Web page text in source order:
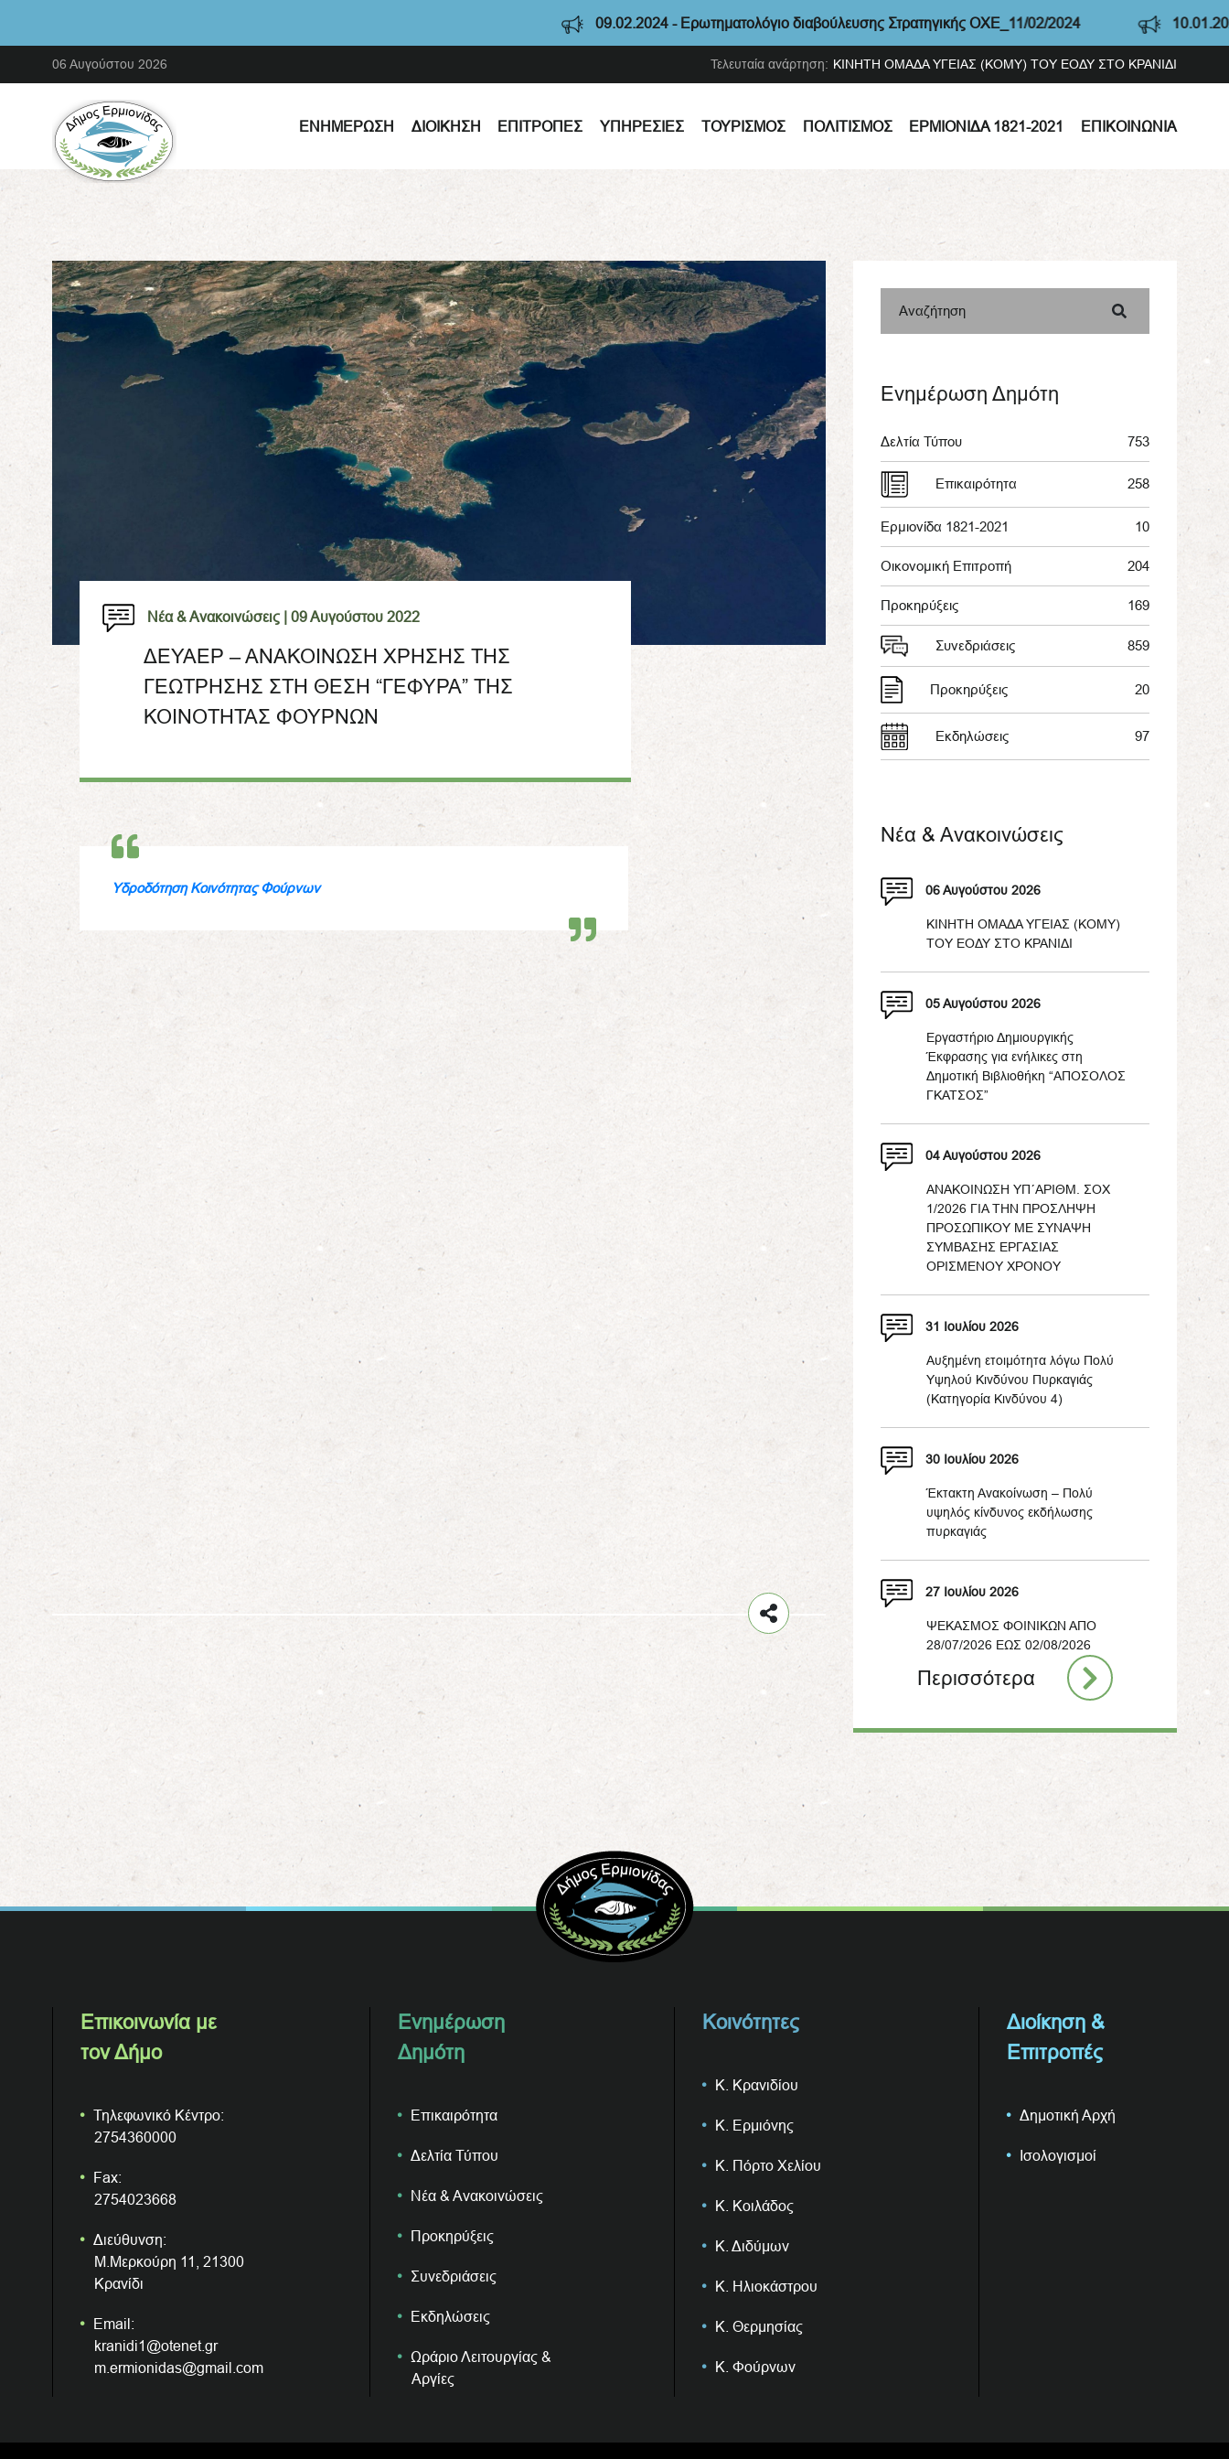
09.02.2024 - Ερωτηματολόγιο διαβούλευσης Στρατηγικής ΟΧΕ_11/02/2024 10.01.2022 -
06 Αυγούστου 2026 Τελευταία ανάρτηση: ΚΙΝΗΤΗ ΟΜΑΔΑ ΥΓΕΙΑΣ (ΚΟΜΥ) ΤΟΥ ΕΟΔΥ ΣΤΟ ΚΡΑΝΙΔΙ
ΕΝΗΜΈΡΩΣΗ ΔΙΟΊΚΗΣΗ ΕΠΙΤΡΟΠΈΣ ΥΠΗΡΕΣΊΕΣ ΤΟΥΡΙΣΜΌΣ ΠΟΛΙΤΙΣΜΌΣ ΕΡΜΙΟΝΊΔΑ 1821-2021 ΕΠΙΚΟΙΝΩΝΊΑ
Νέα & Ανακοινώσεις | 09 Αυγούστου 2022
ΔΕΥΑΕΡ – ΑΝΑΚΟΙΝΩΣΗ ΧΡΗΣΗΣ ΤΗΣ
ΓΕΩΤΡΗΣΗΣ ΣΤΗ ΘΕΣΗ “ΓΕΦΥΡΑ” ΤΗΣ
ΚΟΙΝΟΤΗΤΑΣ ΦΟΥΡΝΩΝ
Υδροδότηση Κοινότητας Φούρνων
Αναζήτηση
Ενημέρωση Δημότη
Δελτία Τύπου 753
Επικαιρότητα 258
Ερμιονίδα 1821-2021 10
Οικονομική Επιτροπή 204
Προκηρύξεις 169
Συνεδριάσεις 859
Προκηρύξεις 20
Εκδηλώσεις 97
Νέα & Ανακοινώσεις
06 Αυγούστου 2026
ΚΙΝΗΤΗ ΟΜΑΔΑ ΥΓΕΙΑΣ (ΚΟΜΥ)
ΤΟΥ ΕΟΔΥ ΣΤΟ ΚΡΑΝΙΔΙ
05 Αυγούστου 2026
Εργαστήριο Δημιουργικής
Έκφρασης για ενήλικες στη
Δημοτική Βιβλιοθήκη “ΑΠΟΣΟΛΟΣ
ΓΚΑΤΣΟΣ”
04 Αυγούστου 2026
ΑΝΑΚΟΙΝΩΣΗ ΥΠ΄ΑΡΙΘΜ. ΣΟΧ
1/2026 ΓΙΑ ΤΗΝ ΠΡΟΣΛΗΨΗ
ΠΡΟΣΩΠΙΚΟΥ ΜΕ ΣΥΝΑΨΗ
ΣΥΜΒΑΣΗΣ ΕΡΓΑΣΙΑΣ
ΟΡΙΣΜΕΝΟΥ ΧΡΟΝΟΥ
31 Ιουλίου 2026
Αυξημένη ετοιμότητα λόγω Πολύ
Υψηλού Κινδύνου Πυρκαγιάς
(Κατηγορία Κινδύνου 4)
30 Ιουλίου 2026
Έκτακτη Ανακοίνωση – Πολύ
υψηλός κίνδυνος εκδήλωσης
πυρκαγιάς
27 Ιουλίου 2026
ΨΕΚΑΣΜΟΣ ΦΟΙΝΙΚΩΝ ΑΠΟ
28/07/2026 ΕΩΣ 02/08/2026
Περισσότερα
Επικοινωνία με
τον Δήμο
Τηλεφωνικό Κέντρο:
2754360000
Fax:
2754023668
Διεύθυνση:
Μ.Μερκούρη 11, 21300
Κρανίδι
Email:
kranidi1@otenet.gr
m.ermionidas@gmail.com
Ενημέρωση
Δημότη
Επικαιρότητα
Δελτία Τύπου
Νέα & Ανακοινώσεις
Προκηρύξεις
Συνεδριάσεις
Εκδηλώσεις
Ωράριο Λειτουργίας &
Αργίες
Κοινότητες
Κ. Κρανιδίου
Κ. Ερμιόνης
Κ. Πόρτο Χελίου
Κ. Κοιλάδος
Κ. Διδύμων
Κ. Ηλιοκάστρου
Κ. Θερμησίας
Κ. Φούρνων
Διοίκηση &
Επιτροπές
Δημοτική Αρχή
Ισολογισμοί